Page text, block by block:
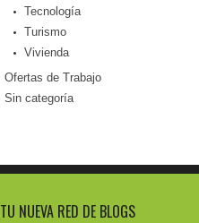
Tecnología
Turismo
Vivienda
Ofertas de Trabajo
Sin categoría
TU NUEVA RED DE BLOGS